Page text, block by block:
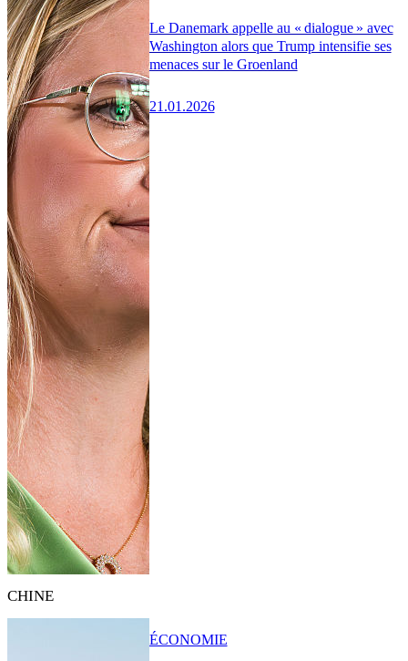
Le Danemark appelle au « dialogue » avec
Washington alors que Trump intensifie ses
menaces sur le Groenland
21.01.2026
CHINE
ÉCONOMIE